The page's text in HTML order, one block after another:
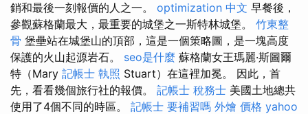
銷和最後一刻報價的人之一。 optimization 中文 早餐後，
參觀蘇格蘭最大，最重要的城堡之一斯特林城堡。 竹東整
骨 堡壘站在城堡山的頂部，這是一個策略圖，是一塊高度
保護的火山起源岩石。 seo是什麼 蘇格蘭女王瑪麗·斯圖爾
特（Mary 記帳士 執照 Stuart）在這裡加冕。 因此，首
先，看看幾個旅行社的報價。 記帳士 稅務士 美國土地總共
使用了4個不同的時區。 記帳士 要補習嗎 外燴 價格 yahoo